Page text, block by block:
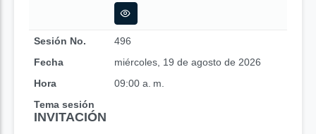
Sesión No.
496
Fecha
miércoles, 19 de agosto de 2026
Hora
09:00 a. m.
Tema sesión
INVITACIÓN